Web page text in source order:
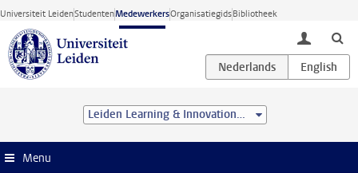
Ga direct naar de inhoud
Universiteit LeidenStudentenMedewerkersOrganisatiegidsBibliotheek
toggle
Leiden Learning & Innovation Centre
Menu